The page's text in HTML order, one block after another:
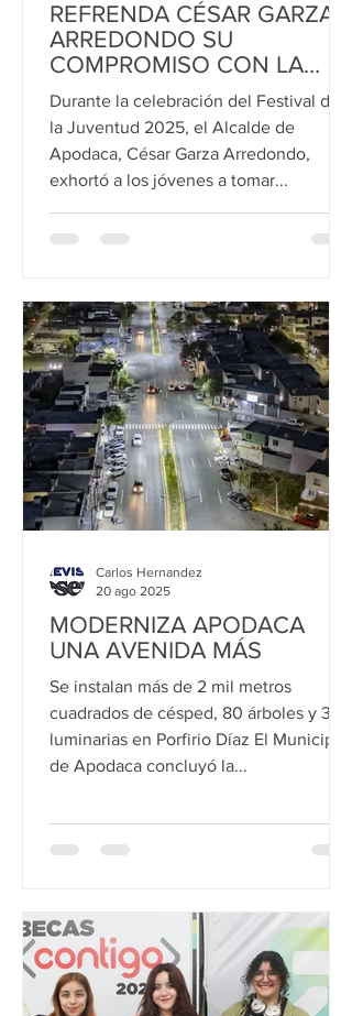
REFRENDA CÉSAR GARZA
ARREDONDO SU
COMPROMISO CON LA
JUVENTUD DE APODACA
Durante la celebración del Festival de
la Juventud 2025, el Alcalde de
Apodaca, César Garza Arredondo,
exhortó a los jóvenes a tomar...
MODERNIZA APODACA
UNA AVENIDA MÁS
Se instalan más de 2 mil metros
cuadrados de césped, 80 árboles y 38
luminarias en Porfirio Díaz El Municipio
de Apodaca concluyó la...
Carlos Hernandez
20 ago 2025